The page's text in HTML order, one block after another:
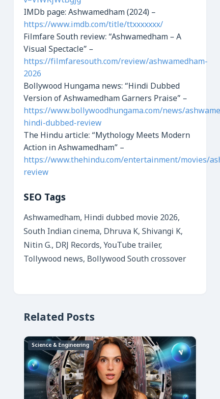
IMDb page: Ashwamedham (2024) –
https://www.imdb.com/title/ttxxxxxxx/
Filmfare South review: “Ashwamedham – A
Visual Spectacle” –
https://filmfaresouth.com/review/ashwamedham-
2026
Bollywood Hungama news: “Hindi Dubbed
Version of Ashwamedham Garners Praise” –
https://www.bollywoodhungama.com/news/
hindi-dubbed-review
The Hindu article: “Mythology Meets Modern
Action in Ashwamedham” –
https://www.thehindu.com/entertainment/movies/
review
SEO Tags
Ashwamedham, Hindi dubbed movie 2026,
South Indian cinema, Dhruva K, Shivangi K,
Nitin G., DRJ Records, YouTube trailer,
Tollywood news, Bollywood South crossover
Related Posts
Science & Engineering